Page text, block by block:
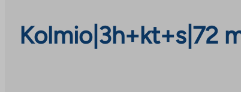
Kolmio| 3h+kt+s 72